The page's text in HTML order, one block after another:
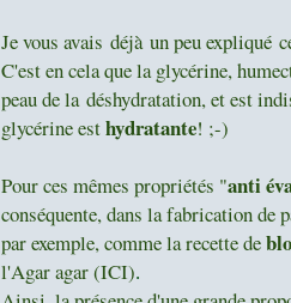
Je vous avais déjà un peu expliqué
C'est en cela que la glycérine,
peau de la déshydratation, et est
glycérine esthydratante! ;-)
Pour ces mêmes propriétés "anti
conséquente, dans la fabrication de
par exemple, comme la recette de
l'Agar agar (ICI).